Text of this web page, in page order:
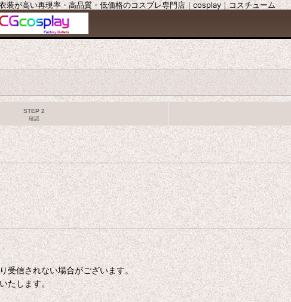
が高い再現率・高品質・低価格のコスプレ専門店｜cosplay｜コスチューム
STEP 2
確認
受信されない場合がございます。
たします。